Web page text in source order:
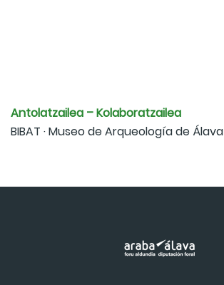
Antolatzailea – Kolaboratzailea
BIBAT · Museo de Arqueología de Álava